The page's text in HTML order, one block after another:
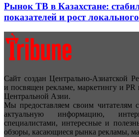
Рынок ТВ в Казахстане:
показателей и рост
Сайт создан Центрально-Азиатской
и посвящен рекламе, маркетингу и PR
Центральной Азии.
Мы предоставляем своим читателям
актуальную информацию,
специалистами, интересные и
обзоры, касающиеся рынка рекламы,